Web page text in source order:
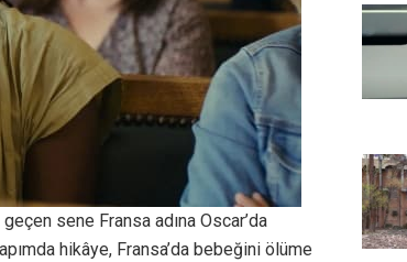
sene Fransa adına Oscar’da
hikâye, Fransa’da bebeğini ölüme